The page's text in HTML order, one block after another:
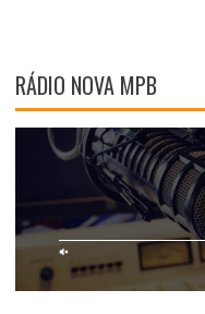
RÁDIO NOVA MPB